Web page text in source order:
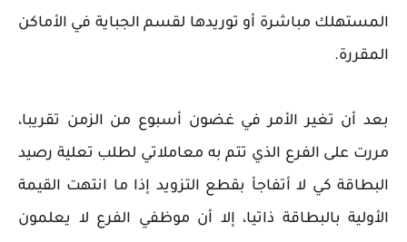
المستهلك مباشرة أو توريدها لقسم الجباية في الأماكن
المقررة.
بعد أن تغير الأمر في غضون أسبوع من الزمن تقريبا،
مررت على الفرع الذي تتم به معاملاتي لطلب تعلية رصيد
البطاقة كي لا أتفاجأ بقطع التزويد إذا ما انتهت القيمة
الأولية بالبطاقة ذاتيا، إلا أن موظفي الفرع لا يعلمون